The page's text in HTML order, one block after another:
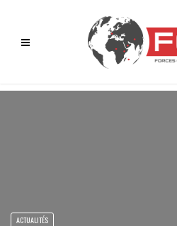
ACTUALITÉS